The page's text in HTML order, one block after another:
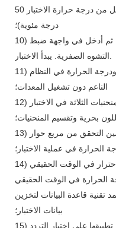
واضبط درجة حرارة الحد الأعلى (أقل من درجة حرارة الاختبار 50
درجة مئوية)؛
10) عند معايرة التشوه، قم بتعيين المعلمات ثم أدخل في واجهة ضبط
التشوه الصفرية. يبدأ الاختبار.
11) يمكن إجراء معايرة قياس التشوه ودرجة الحرارة في النظام
الناعم دون تشغيل المعدات؛
12) يمكن للمستخدمين إضافة وحذف المنحنيات الثلاثة في الاختبار
بحرية وتقسيم المنحنيات؛
13) لمراقبة درجة الحرارة، يمكن للمستخدمين التحقق من مربع حوار
الحرارة في عملية الاختبار؛
14) هذا الجهاز لديه وظائف عرض منحنى الاحترار في الوقت الحقيقي
الحرارة في الوقت الحقيقي
تقنية قاعدة البيانات لتخزين
بيانات الاختبار؛
15) لديها وظيفة درجة حرارة ثابتة، والتي يتم تطبيقها على اختبار التردد